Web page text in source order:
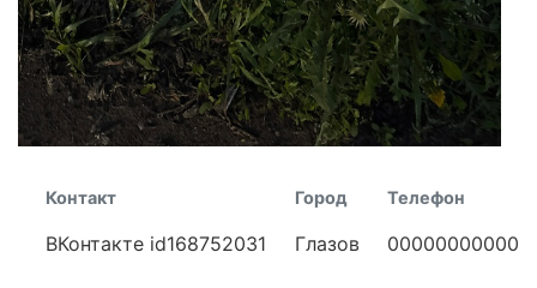
Контакт
ВКонтакте id168752031
Город
Глазов
Телефон
00000000000